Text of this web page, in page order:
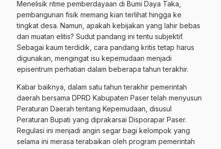
Menelisik ritme pemberdayaan di Bumi Daya Taka,
pembangunan fisik memang kian terlihat hingga ke
tingkat desa. Namun, apakah kebijakan yang lahir bebas
dari muatan elitis? Sudut pandang ini tentu subjektif.
Sebagai kaum terdidik, cara pandang kritis tetap harus
digunakan, mengingat isu kepemudaan menjadi
episentrum perhatian dalam beberapa tahun terakhir.
Kabar baiknya, dalam satu tahun terakhir pemerintah
daerah bersama DPRD Kabupaten Paser telah menyusun
Peraturan Daerah tentang Kepemudaan, disusul
Peraturan Bupati yang diprakarsai Disporapar Paser.
Regulasi ini menjadi angin segar bagi kelompok yang
selama ini merasa terabaikan oleh program pemerintah